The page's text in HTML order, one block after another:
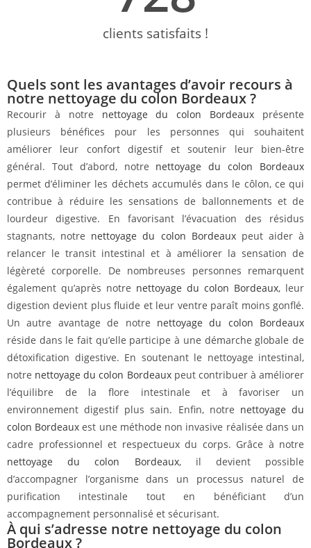
clients satisfaits !
Quels sont les avantages d’avoir recours à
notre nettoyage du colon Bordeaux ?
Recourir à notre nettoyage du colon Bordeaux présente
plusieurs bénéfices pour les personnes qui souhaitent
améliorer leur confort digestif et soutenir leur bien-être
général. Tout d’abord, notre nettoyage du colon Bordeaux
permet d’éliminer les déchets accumulés dans le côlon, ce qui
contribue à réduire les sensations de ballonnements et de
lourdeur digestive. En favorisant l’évacuation des résidus
stagnants, notre nettoyage du colon Bordeauxpeut aider à
relancer le transit intestinal et à améliorer la sensation de
légèreté corporelle. De nombreuses personnes remarquent
également qu’après notre nettoyage du colon Bordeaux, leur
digestion devient plus fluide et leur ventre paraît moins gonflé.
Un autre avantage de notre nettoyage du colon Bordeaux
réside dans le fait qu’elle participe à une démarche globale de
détoxification digestive. En soutenant le nettoyage intestinal,
notre nettoyage du colon Bordeauxpeut contribuer à améliorer
l’équilibre de la flore intestinale et à favoriser un
environnement digestif plus sain. Enfin, notre nettoyage du
colon Bordeaux est une méthode non invasive réalisée dans un
cadre professionnel et respectueux du corps. Grâce à notre
nettoyage du colon Bordeaux, il devient possible
d’accompagner l’organisme dans un processus naturel de
purification intestinale tout en bénéficiant d’un
accompagnement personnalisé et sécurisant.
À qui s’adresse notre nettoyage du colon
Bordeaux ?